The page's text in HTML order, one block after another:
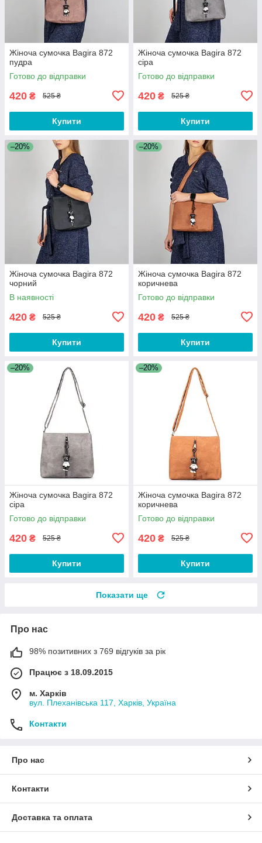
Жіноча сумочка Bagira 872
пудра
Готово до відправки
420 ₴ 525 ₴
Купити
Жіноча сумочка Bagira 872
сіра
Готово до відправки
420 ₴ 525 ₴
Купити
–20%
Жіноча сумочка Bagira 872
чорний
В наявності
420 ₴ 525 ₴
Купити
–20%
Жіноча сумочка Bagira 872
коричнева
Готово до відправки
420 ₴ 525 ₴
Купити
–20%
Жіноча сумочка Bagira 872
сіра
Готово до відправки
420 ₴ 525 ₴
Купити
–20%
Жіноча сумочка Bagira 872
коричнева
Готово до відправки
420 ₴ 525 ₴
Купити
Показати ще
Про нас
98% позитивних з 769 відгуків за рік
Працює з 18.09.2015
м. Харків
вул. Плеханівська 117, Харків, Україна
Контакти
Про нас
Контакти
Доставка та оплата